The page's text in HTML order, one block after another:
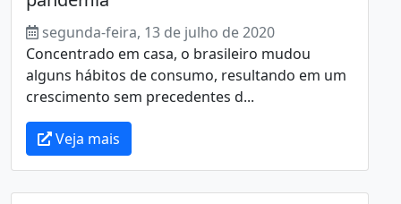
segunda-feira, 13 de julho de 2020
Concentrado em casa, o brasileiro mudou
alguns hábitos de consumo, resultando em um
crescimento sem precedentes d...
Veja mais